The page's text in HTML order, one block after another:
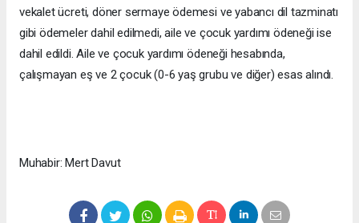
vekalet ücreti, döner sermaye ödemesi ve yabancı dil tazminatı
gibi ödemeler dahil edilmedi, aile ve çocuk yardımı ödeneği ise
dahil edildi. Aile ve çocuk yardımı ödeneği hesabında,
çalışmayan eş ve 2 çocuk (0-6 yaş grubu ve diğer) esas alındı.
Muhabir: Mert Davut